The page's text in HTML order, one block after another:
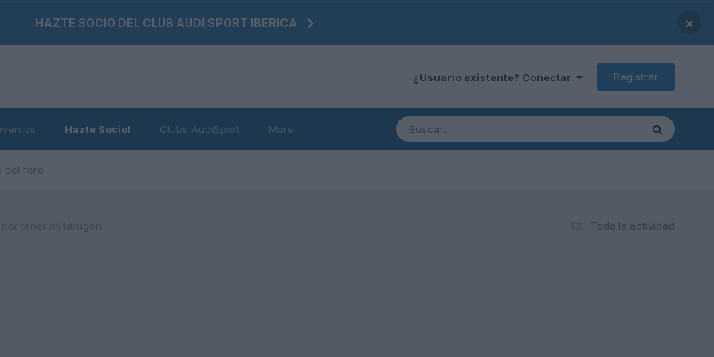
HAZTE SOCIO DEL CLUB AUDI SPORT IBERICA ×
¿Usuario existente? Conectar Registrar
del foro
Hazte Socio! Clubs AudiSport More
Toda la actividad